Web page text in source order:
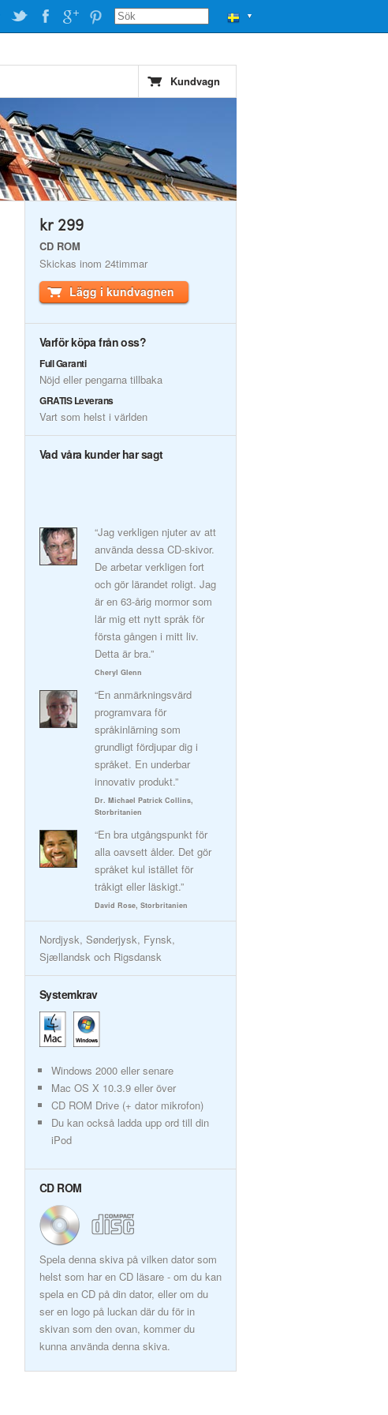
▼
Kundvagn
kr 299
CD ROM
Skickas inom 24timmar
Lägg i kundvagnen
Varför köpa från oss?
Full Garanti
Nöjd eller pengarna tillbaka
GRATIS Leverans
Vart som helst i världen
Vad våra kunder har sagt
“Jag verkligen njuter av att
använda dessa CD-skivor.
De arbetar verkligen fort
och gör lärandet roligt. Jag
är en 63-årig mormor som
lär mig ett nytt språk för
första gången i mitt liv.
Detta är bra.”
Cheryl Glenn
“En anmärkningsvärd
programvara för
språkinlärning som
grundligt fördjupar dig i
språket. En underbar
innovativ produkt.”
Dr. Michael Patrick Collins,
Storbritanien
“En bra utgångspunkt för
alla oavsett ålder. Det gör
språket kul istället för
tråkigt eller läskigt.”
David Rose, Storbritanien
Nordjysk, Sønderjysk, Fynsk,
Sjællandsk och Rigsdansk
Systemkrav
Windows 2000 eller senare
Mac OS X 10.3.9 eller över
CD ROM Drive (+ dator mikrofon)
Du kan också ladda upp ord till din
iPod
CD ROM
Spela denna skiva på vilken dator som
helst som har en CD läsare - om du kan
spela en CD på din dator, eller om du
ser en logo på luckan där du för in
skivan som den ovan, kommer du
kunna använda denna skiva.